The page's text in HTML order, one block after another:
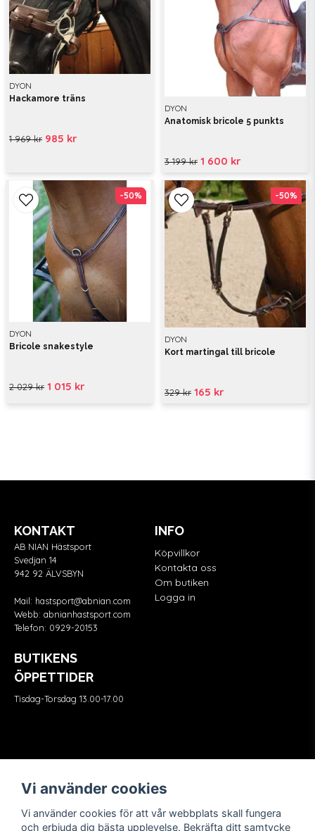
DYON
Hackamore träns
1 969 kr 985 kr
DYON
Anatomisk bricole 5 punkts
3 199 kr 1 600 kr
DYON
Bricole snakestyle
2 029 kr 1 015 kr
-50%
-50%
DYON
Kort martingal till bricole
329 kr 165 kr
-50%
-50%
KONTAKT
AB NIAN Hästsport
Svedjan 14
942 92 ÄLVSBYN
Mail: hastsport@abnian.com
Webb: abnianhastsport.com
Telefon: 0929-20153
BUTIKENS
ÖPPETTIDER
Tisdag-Torsdag 13.00-17.00
INFO
Köpvillkor
Kontakta oss
Om butiken
Logga in
Vi använder cookies
Vi använder cookies för att vår webbplats skall fungera
och erbjuda dig bästa upplevelse. Bekräfta ditt samtycke